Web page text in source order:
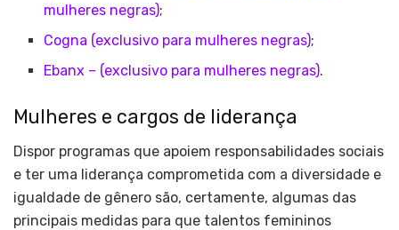
mulheres negras);
Cogna (exclusivo para mulheres negras);
Ebanx – (exclusivo para mulheres negras).
Mulheres e cargos de liderança
Dispor programas que apoiem responsabilidades sociais
e ter uma liderança comprometida com a diversidade e
igualdade de gênero são, certamente, algumas das
principais medidas para que talentos femininos